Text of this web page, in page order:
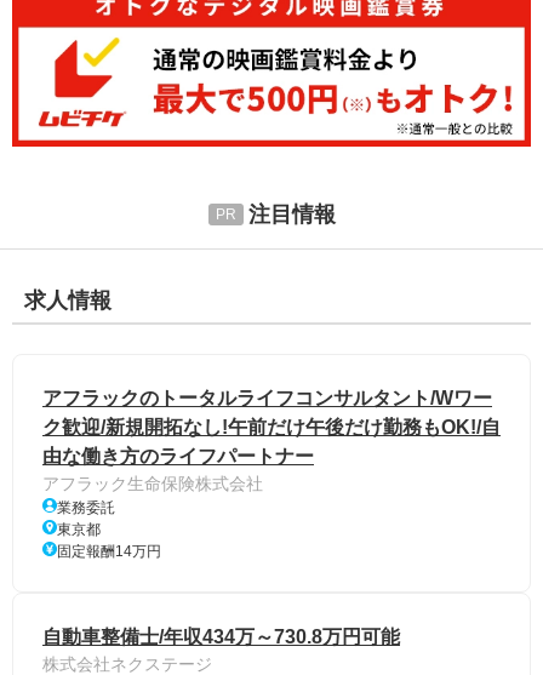
注目情報
求人情報
アフラックのトータルライフコンサルタント/Wワー
ク歓迎/新規開拓なし!午前だけ午後だけ勤務もOK!/自
由な働き方のライフパートナー
アフラック生命保険株式会社
業務委託
東京都
固定報酬14万円
自動車整備士/年収434万～730.8万円可能
株式会社ネクステージ